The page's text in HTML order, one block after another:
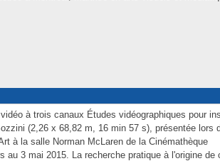
à trois canaux Études vidéographiques pour
(2,26 x 68,82 m, 16 min 57 s), présentée lors
à la salle Norman McLaren de la Cinémathèque
au 3 mai 2015. La recherche pratique à l'origine de